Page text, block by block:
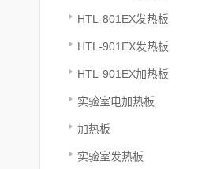
HTL-801EX发热板
HTL-901EX发热板
HTL-901EX加热板
实验室电加热板
加热板
实验室发热板